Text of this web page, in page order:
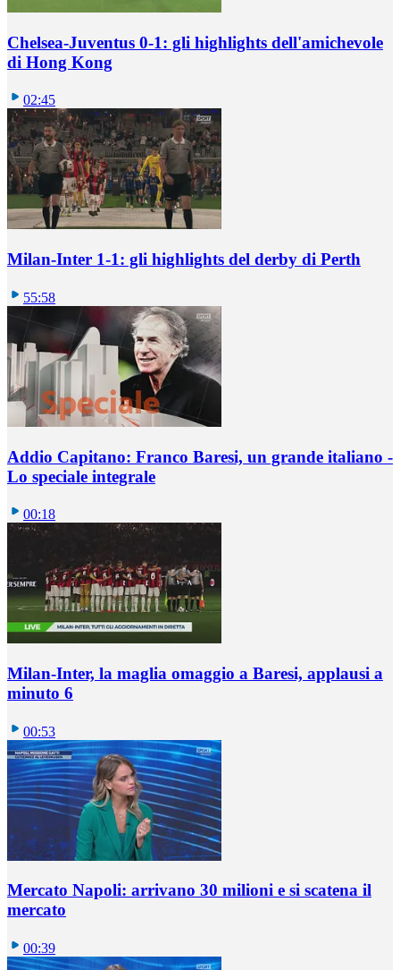
Chelsea-Juventus 0-1: gli highlights dell'amichevole
di Hong Kong
02:45
Milan-Inter 1-1: gli highlights del derby di Perth
55:58
Addio Capitano: Franco Baresi, un grande italiano -
Lo speciale integrale
00:18
Milan-Inter, la maglia omaggio a Baresi, applausi a
minuto 6
00:53
Mercato Napoli: arrivano 30 milioni e si scatena il
mercato
00:39